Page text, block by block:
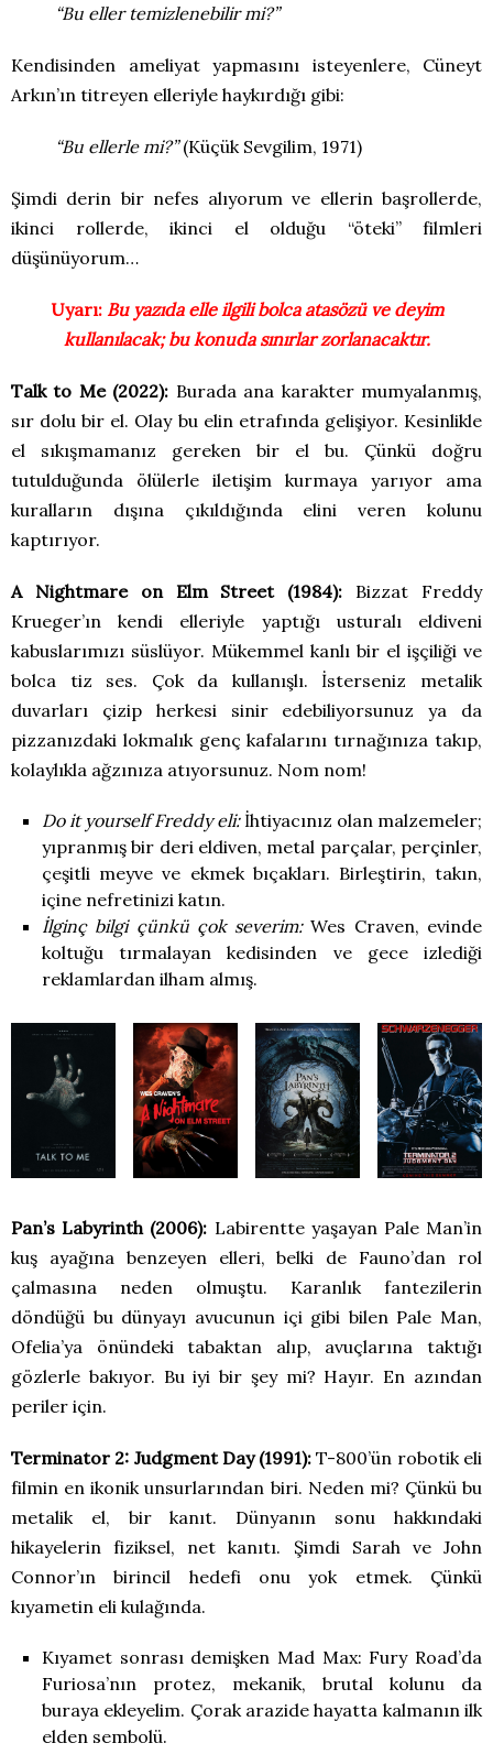
“Bu eller temizlenebilir mi?”
Kendisinden ameliyat yapmasını isteyenlere, Cüneyt
Arkın’ın titreyen elleriyle haykırdığı gibi:
“Bu ellerle mi?”(Küçük Sevgilim, 1971)
Şimdi derin bir nefes alıyorum ve ellerin başrollerde,
ikinci rollerde, ikinci el olduğu “öteki” filmleri
düşünüyorum…
Uyarı: Bu yazıda elle ilgili bolca atasözü ve deyim
kullanılacak; bu konuda sınırlar zorlanacaktır.
Talk to Me (2022): Burada ana karakter mumyalanmış,
sır dolu bir el. Olay bu elin etrafında gelişiyor. Kesinlikle
el sıkışmamanız gereken bir el bu. Çünkü doğru
tutulduğunda ölülerle iletişim kurmaya yarıyor ama
kuralların dışına çıkıldığında elini veren kolunu
kaptırıyor.
A Nightmare on Elm Street (1984): Bizzat Freddy
Krueger’ın kendi elleriyle yaptığı usturalı eldiveni
kabuslarımızı süslüyor. Mükemmel kanlı bir el işçiliği ve
bolca tiz ses. Çok da kullanışlı. İsterseniz metalik
duvarları çizip herkesi sinir edebiliyorsunuz ya da
pizzanızdaki lokmalık genç kafalarını tırnağınıza takıp,
kolaylıkla ağzınıza atıyorsunuz. Nom nom!
Do it yourself Freddy eli:İhtiyacınız olan malzemeler;
yıpranmış bir deri eldiven, metal parçalar, perçinler,
çeşitli meyve ve ekmek bıçakları. Birleştirin, takın,
içine nefretinizi katın.
İlginç bilgi çünkü çok severim:Wes Craven, evinde
koltuğu tırmalayan kedisinden ve gece izlediği
reklamlardan ilham almış.
Pan’s Labyrinth (2006): Labirentte yaşayan Pale Man’in
kuş ayağına benzeyen elleri, belki de Fauno’dan rol
çalmasına neden olmuştu. Karanlık fantezilerin
döndüğü bu dünyayı avucunun içi gibi bilen Pale Man,
Ofelia’ya önündeki tabaktan alıp, avuçlarına taktığı
gözlerle bakıyor. Bu iyi bir şey mi? Hayır. En azından
periler için.
Terminator 2: Judgment Day (1991): T-800’ün robotik eli
filmin en ikonik unsurlarından biri. Neden mi? Çünkü bu
metalik el, bir kanıt. Dünyanın sonu hakkındaki
hikayelerin fiziksel, net kanıtı. Şimdi Sarah ve John
Connor’ın birincil hedefi onu yok etmek. Çünkü
kıyametin eli kulağında.
Kıyamet sonrası demişken Mad Max: Fury Road’da
Furiosa’nın protez, mekanik, brutal kolunu da
buraya ekleyelim. Çorak arazide hayatta kalmanın ilk
elden sembolü.